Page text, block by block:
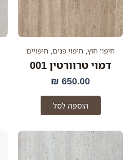
חיפוי חוץ, חיפוי פנים, חיפויים
דמוי טרוורטין 001
650.00
₪
הוספה לסל